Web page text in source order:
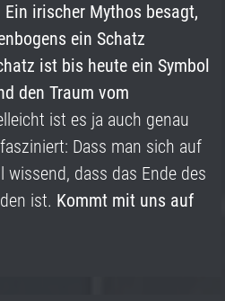
Ein irischer Mythos besagt,
ein Schatz
ist bis heute ein Symbol
den Traum vom
ist es ja auch genau
Dass man sich auf
dass das Ende des
ist. Kommt mit uns auf